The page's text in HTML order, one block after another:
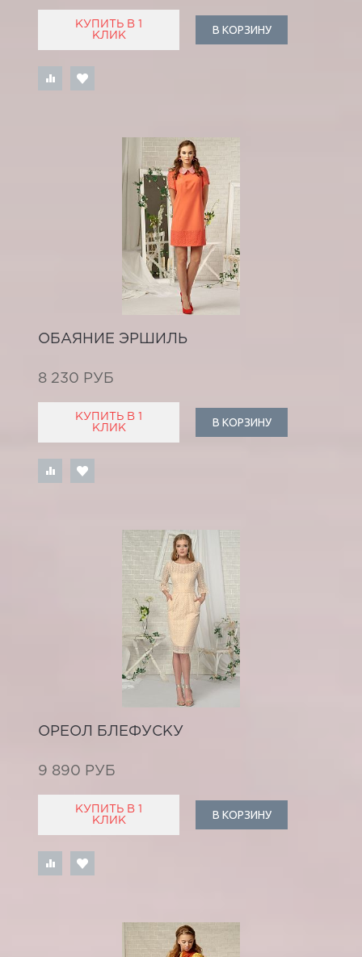
КУПИТЬ В 1
КЛИК
В КОРЗИНУ
ОБАЯНИЕ ЭРШИЛЬ
8 230 РУБ
КУПИТЬ В 1
КЛИК
В КОРЗИНУ
ОРЕОЛ БЛЕФУСКУ
9 890 РУБ
КУПИТЬ В 1
КЛИК
В КОРЗИНУ